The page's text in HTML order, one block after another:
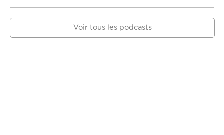
Voir tous les podcasts